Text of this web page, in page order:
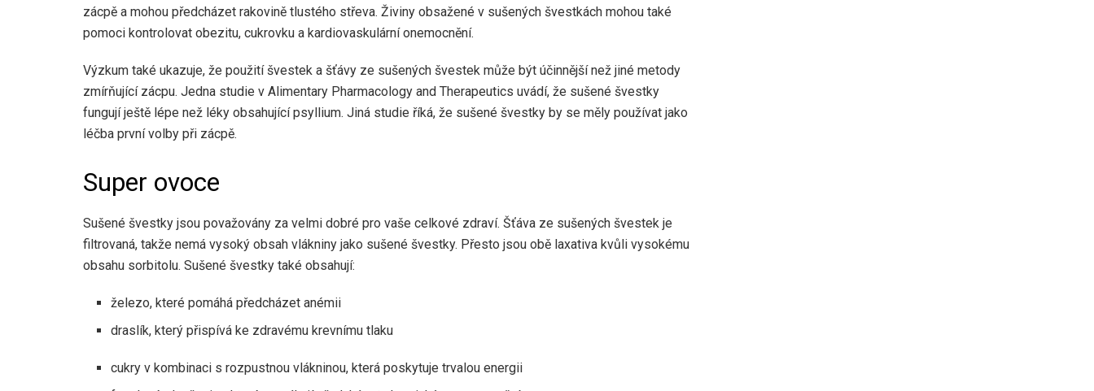
zácpě a mohou předcházet rakovině tlustého střeva. Živiny obsažené v sušených švestkách mohou také
pomoci kontrolovat obezitu, cukrovku a kardiovaskulární onemocnění.
Výzkum také ukazuje, že použití švestek a šťávy ze sušených švestek může být účinnější než jiné metody
zmírňující zácpu. Jedna studie v Alimentary Pharmacology and Therapeutics uvádí, že sušené švestky
fungují ještě lépe než léky obsahující psyllium. Jiná studie říká, že sušené švestky by se měly používat jako
léčba první volby při zácpě.
Super ovoce
Sušené švestky jsou považovány za velmi dobré pro vaše celkové zdraví. Šťáva ze sušených švestek je
filtrovaná, takže nemá vysoký obsah vlákniny jako sušené švestky. Přesto jsou obě laxativa kvůli vysokému
obsahu sorbitolu. Sušené švestky také obsahují:
železo, které pomáhá předcházet anémii
draslík, který přispívá ke zdravému krevnímu tlaku
cukry v kombinaci s rozpustnou vlákninou, která poskytuje trvalou energii